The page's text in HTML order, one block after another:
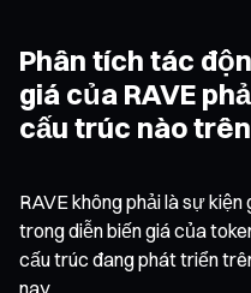
Phân tích tác
giá của RAVE
cấu trúc nào
RAVE không phải là sự
trong diễn biến giá của
cấu trúc đang phát triển
nay.